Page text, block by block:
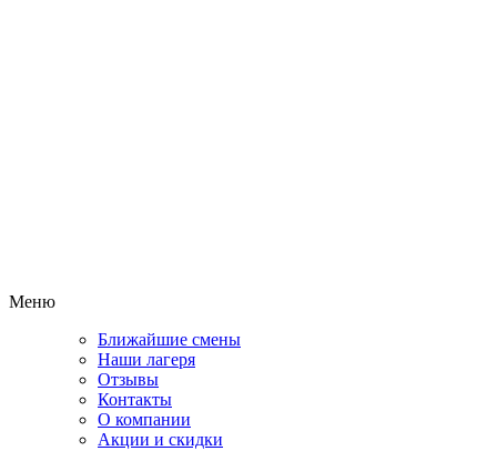
Меню
Ближайшие смены
Наши лагеря
Отзывы
Контакты
О компании
Акции и скидки